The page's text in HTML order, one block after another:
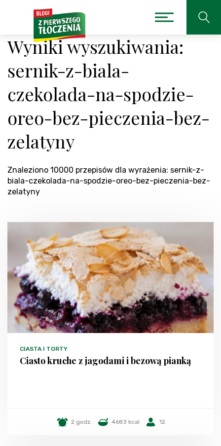
Wyniki wyszukiwania:
sernik-z-biala-
czekolada-na-spodzie-
oreo-bez-pieczenia-bez-
zelatyny
Znaleziono 10000 przepisów dla wyrażenia: sernik-z-
biala-czekolada-na-spodzie-oreo-bez-pieczenia-bez-
zelatyny
CIASTA I TORTY
Ciasto kruche z jagodami i bezową pianką
2 godz. 4683 kcal 12